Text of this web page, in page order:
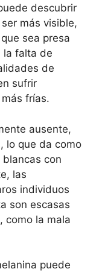
descubrir
más visible,
sea presa
la falta de
de
sufrir
frías.
ausente,
lo que da como
con
las
individuos
son escasas
como la mala
puede